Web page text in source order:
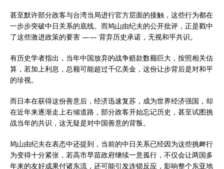
甚至默许部分政客与台湾当局进行官方层面的接触，这些行为都在
一步步突破中日关系的底线。而鸠山由纪夫的公开批评，正是戳中
了这些激进政策的要害 —— 背弃历史承诺，无视和平共识。
有历史学者指出，当年中国放弃的战争赔款数额巨大，按照相关估
算，若加上利息，总额可能超过千亿美金，这份让步背后是对和平
的珍视。
而日本在获得这份善意后，经济迅速复苏，成为世界经济强国，却
在近年来逐渐走上右倾道路，部分政客开始忘记历史，甚至试图挑
战当年的共识，这无疑是对中国善意的背叛。
鸠山由纪夫在表态中还提到，当前的中日关系已经因为这些挑衅行
为变得十分紧张，若高市早苗政府继续一意孤行，不仅会让两国多
年来的友好成果付诸东流，还可能引发连锁反应，影响整个东亚地